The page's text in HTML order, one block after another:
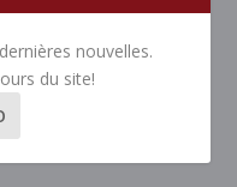
nouvelles.
du site!